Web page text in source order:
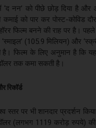
‘द नन’ को पीछे छोड़ दिया है और
को पार कर पोस्ट-कोविड
फिल्म बनने की राह पर है। पहले
(105.9 मिलियन) और
है। फिल्म के लिए अनुमान है कि यह
तक कमा सकती है।
रिकॉर्ड
स्तर पर भी शानदार प्रदर्शन
(लगभग 1119 करोड़ रुपये) की